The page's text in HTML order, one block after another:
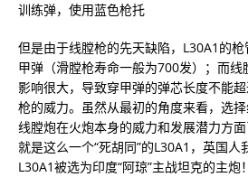
训练弹，使用蓝色枪托
但是由于线膛枪的先天缺陷，L30A1的
甲弹（滑膛枪寿命一般为700发）；而
影响很大，导致穿甲弹的弹芯长度不能
枪的威力。虽然从最初的角度来看，选
线膛炮在火炮本身的威力和发展潜力方
就是这么一个“死胡同”的L30A1，英国人
L30A1被选为印度“阿琼”主战坦克的主炮